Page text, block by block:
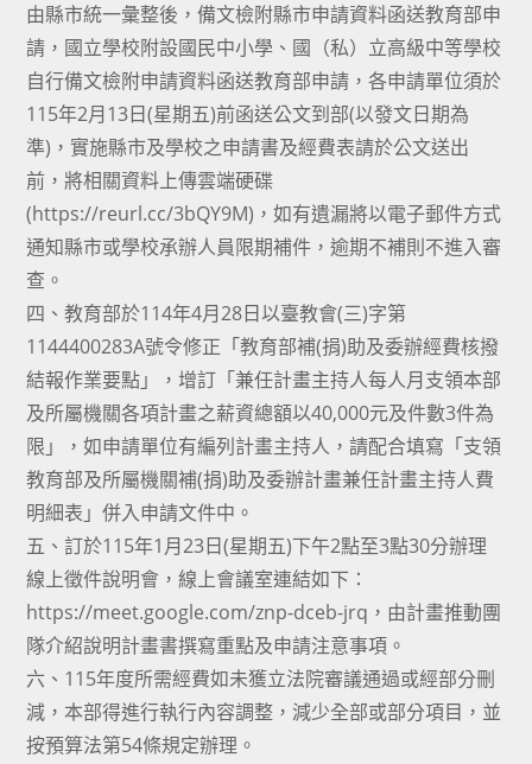
由縣市統一彙整後，備文檢附縣市申請資料函送教育部申
請，國立學校附設國民中小學、國（私）立高級中等學校
自行備文檢附申請資料函送教育部申請，各申請單位須於
115年2月13日(星期五)前函送公文到部(以發文日期為
準)，實施縣市及學校之申請書及經費表請於公文送出
前，將相關資料上傳雲端硬碟
(https://reurl.cc/3bQY9M)，如有遺漏將以電子郵件方式
通知縣市或學校承辦人員限期補件，逾期不補則不進入審
查。
四、教育部於114年4月28日以臺教會(三)字第
1144400283A號令修正「教育部補(捐)助及委辦經費核撥
結報作業要點」，增訂「兼任計畫主持人每人月支領本部
及所屬機關各項計畫之薪資總額以40,000元及件數3件為
限」，如申請單位有編列計畫主持人，請配合填寫「支領
教育部及所屬機關補(捐)助及委辦計畫兼任計畫主持人費
明細表」併入申請文件中。
五、訂於115年1月23日(星期五)下午2點至3點30分辦理
線上徵件說明會，線上會議室連結如下：
https://meet.google.com/znp-dceb-jrq，由計畫推動團
隊介紹說明計畫書撰寫重點及申請注意事項。
六、115年度所需經費如未獲立法院審議通過或經部分刪
減，本部得進行執行內容調整，減少全部或部分項目，並
按預算法第54條規定辦理。